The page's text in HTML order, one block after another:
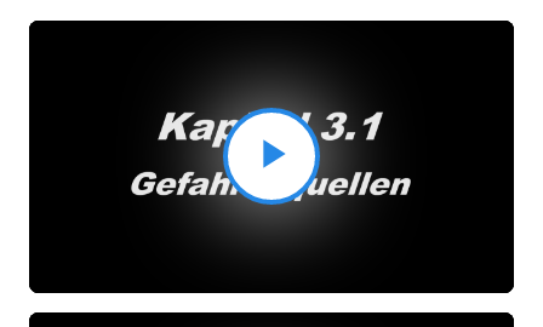
Video
abspielen